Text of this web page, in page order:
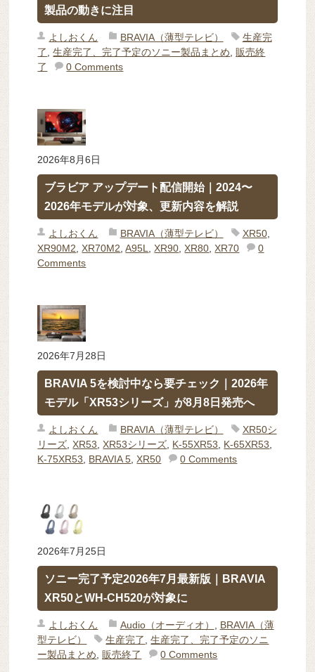
製品の動きに注目
よしおくん BRAVIA（薄型テレビ）
生産完
了
,生産完了、完了予定のソニー製品まとめ
販売終
了
0 Comments
2026年8月6日
ブラビア アップデート配信開始｜2024〜
2026年モデルが対象、更新内容を解説
よしおくん BRAVIA（薄型テレビ） XR50,
XR90M2 ,XR70M2 ,A95L ,XR90 ,XR80 ,XR70
0
Comments
2026年7月28日
BRAVIA 5を検討中なら要チェック｜2026年
モデル「XR53シリーズ」が8月8日発売へ
よしおくん BRAVIA（薄型テレビ）
XR50シ
リーズ ,XR53 ,XR53シリーズ K-55XR53 K-65XR53
K-75XR53
BRAVIA 5 ,XR50 0 Comments
2026年7月25日
ソニー完了予定2026年7月最新版｜BRAVIA
XR50とWH-CH520が対象に
よしおくん Audio（オーディオ）
BRAVIA（薄
型テレビ）
生産完了 ,生産完了、完了予定のソニ
ー製品まとめ
販売終了 0 Comments